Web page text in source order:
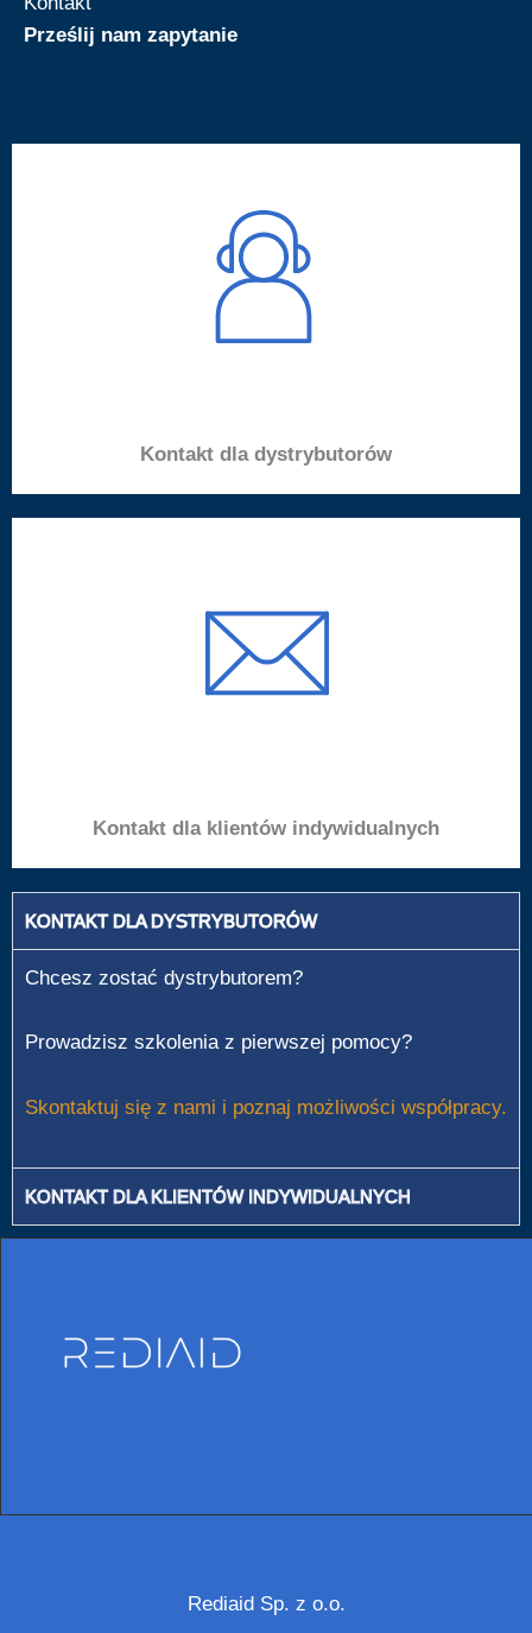
Prześlij nam zapytanie
Kontakt dla dystrybutorów
Kontakt dla klientów indywidualnych
KONTAKT DLA DYSTRYBUTORÓW
Chcesz zostać dystrybutorem?
Prowadzisz szkolenia z pierwszej pomocy?
Skontaktuj się z nami i poznaj możliwości współpracy.
KONTAKT DLA KLIENTÓW INDYWIDUALNYCH
Rediaid Sp. z o.o.